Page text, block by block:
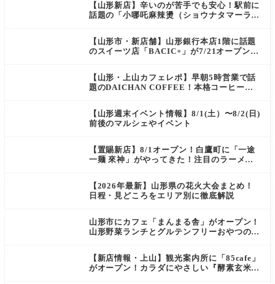
【山形新店】辛いのが苦手でも安心！駅前に
話題の「小哪吒麻辣燙（ショウナタマーラー
【山形市・新店舗】山形銀行本店1階に話題
のスイーツ店「BACIC+」が7/21オープン！
【山形・上山カフェレポ】早朝5時営業で話
題のDAICHAN COFFEE！本格コーヒーを
【山形週末イベント情報】8/1(土）〜8/2(日)
前後のマルシェやイベント
【置賜新店】8/1オープン！白鷹町に「一途
一麺 來神」がやってきた！注目のラーメン
【2026年最新】山形県の花火大会まとめ！
日程・見どころをエリア別に徹底解説
山形市にカフェ「まんまる舎」がオープン！
山形野菜ランチとグルテンフリーおやつの新
【新店情報・上山】観光案内所に「85cafe」
がオープン！カラダにやさしい『酵素玄米お